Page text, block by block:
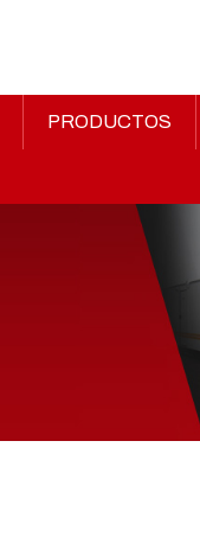
PRODUCTOS